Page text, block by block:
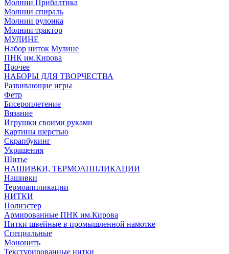
Молнии Прибалтика
Молнии спираль
Молнии рулонка
Молнии трактор
МУЛИНЕ
Набор ниток Мулине
ПНК им.Кирова
Прочее
НАБОРЫ ДЛЯ ТВОРЧЕСТВА
Развивающие игры
Фетр
Бисероплетение
Вязание
Игрушки своими руками
Картины шерстью
Скрапбукинг
Украшения
Шитье
НАШИВКИ, ТЕРМОАППЛИКАЦИИ
Нашивки
Термоаппликации
НИТКИ
Полиэстер
Армированные ПНК им.Кирова
Нитки швейные в промышленной намотке
Специальные
Мононить
Текстурированные нитки